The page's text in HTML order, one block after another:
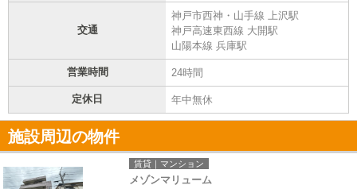
交通
神戸市西神・山手線 上沢駅
神戸高速東西線 大開駅
山陽本線 兵庫駅
営業時間 24時間
定休日 年中無休
施設周辺の物件
賃貸｜マンション
メゾンマリューム